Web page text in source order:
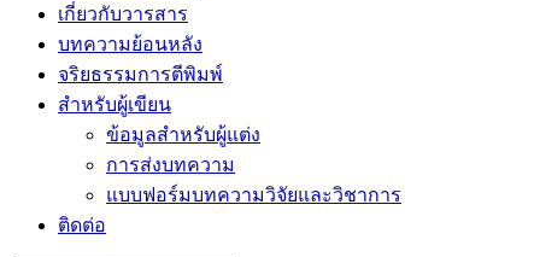
เกี่ยวกับวารสาร
บทความย้อนหลัง
จริยธรรมการตีพิมพ์
สำหรับผู้เขียน
ข้อมูลสำหรับผู้แต่ง
การส่งบทความ
แบบฟอร์มบทความวิจัยและวิชาการ
ติดต่อ